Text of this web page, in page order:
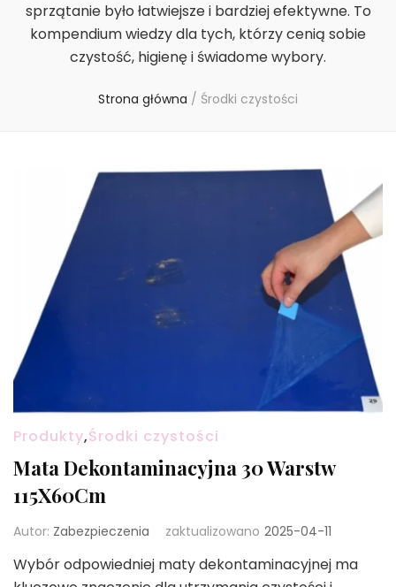
sprzątanie było łatwiejsze i bardziej efektywne. To
kompendium wiedzy dla tych, którzy cenią sobie
czystość, higienę i świadome wybory.
Strona główna / Środki czystości
Produkty,Środki czystości
Mata Dekontaminacyjna 30 Warstw
115X60Cm
Autor: Zabezpieczenia zaktualizowano 2025-04-11
Wybór odpowiedniej maty dekontaminacyjnej ma